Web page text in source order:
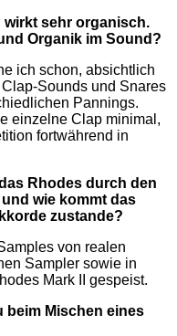
wirkt sehr organisch.
Organik im Sound?
ich schon, absichtlich
Sounds und Snares
Pannings.
einzelne Clap minimal,
fortwährend in
Rhodes durch den
wie kommt das
zustande?
von realen
Sampler sowie in
Mark II gespeist.
beim Mischen eines